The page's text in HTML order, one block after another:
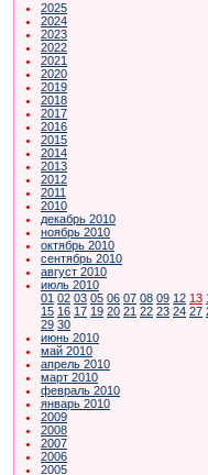
2025
2024
2023
2022
2021
2020
2019
2018
2017
2016
2015
2014
2013
2012
2011
2010
декабрь 2010
ноябрь 2010
октябрь 2010
сентябрь 2010
август 2010
июль 2010
01 02 03 05 06 07 08 09 12 13
15 16 17 19 20 21 22 23 24 27
29 30
июнь 2010
май 2010
апрель 2010
март 2010
февраль 2010
январь 2010
2009
2008
2007
2006
2005